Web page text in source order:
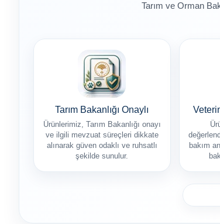
Tarım ve Orman
Tarım Bakanlığı Onaylı
Ürünlerimiz, Tarım Bakanlığı onayı
ve ilgili mevzuat süreçleri dikkate
alınarak güven odaklı ve ruhsatlı
şekilde sunulur.
bakım